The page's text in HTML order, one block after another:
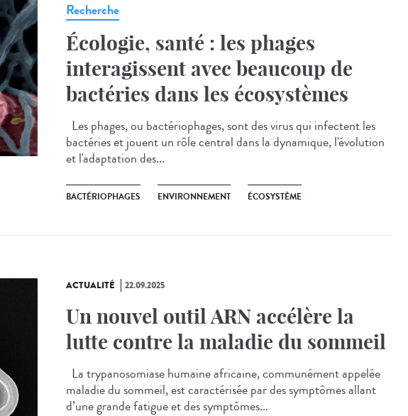
Recherche
Écologie, santé : les phages
interagissent avec beaucoup de
bactéries dans les écosystèmes
Les phages, ou bactériophages, sont des virus qui infectent les
bactéries et jouent un rôle central dans la dynamique, l'évolution
et l'adaptation des...
BACTÉRIOPHAGES ENVIRONNEMENT ÉCOSYSTÈME
ACTUALITÉ 22.09.2025
Un nouvel outil ARN accélère la
lutte contre la maladie du sommeil
La trypanosomiase humaine africaine, communément appelée
maladie du sommeil, est caractérisée par des symptômes allant
d’une grande fatigue et des symptômes...